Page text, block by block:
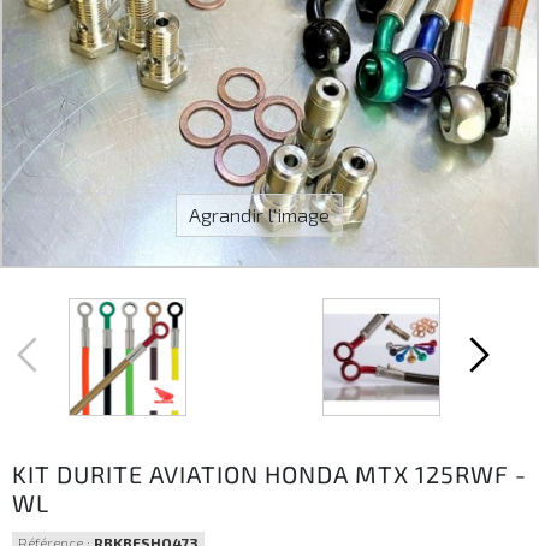
Agrandir l'image
KIT DURITE AVIATION HONDA MTX 125RWF -
WL
Référence : RBKBFSHO473